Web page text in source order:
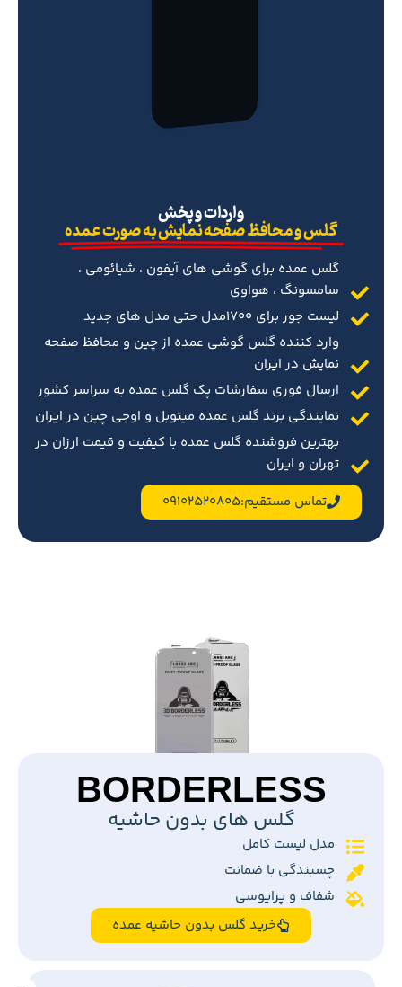
‌واردات و پخش
گلس و محافظ صفحه نمایش به صورت عمده
گلس عمده برای گوشی های آیفون ، شیائومی ،
سامسونگ ، هواوی
لیست جور برای 1700مدل حتی مدل های جدید
وارد کننده گلس گوشی عمده از چین و محافظ صفحه
نمایش در ایران
ارسال فوری سفارشات پک گلس عمده به سراسر کشور
نمایندگی برند گلس عمده میتوبل و اوجی چین در ایران
بهترین فروشنده گلس عمده با کیفیت و قیمت ارزان در
تهران و ایران
تماس مستقیم:09102520805
BORDERLESS
گلس های بدون حاشیه
مدل لیست کامل
چسبندگی با ضمانت
شفاف و پرایوسی
خرید گلس بدون حاشیه عمده